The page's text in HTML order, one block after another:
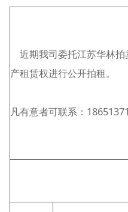
近期我司委托江苏华林
产租赁权进行公开拍租。
凡有意者可联系：